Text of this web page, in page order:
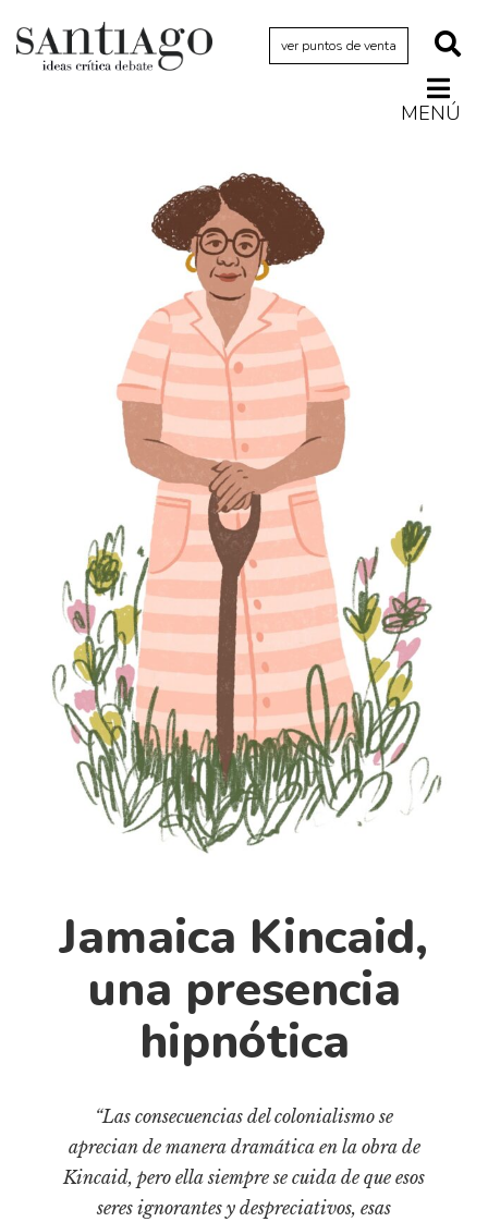
ver puntos de venta
MENÚ
Archivo Cenfoto-UDP
Arquetipos de situación
Cine y televisión
Diccionario portátil de la literatura chilena
Documentos
Fragmentos
Gran reserva
Historia
Historia material de los libros
Lagunas mentales
Libros usados
Narrativas visuales
Pensamiento
Pensamiento ilustrado
Personajes secundarios
Relecturas
Sociedad
Turismo accidental
Jamaica Kincaid,
una presencia
hipnótica
“Las consecuencias del colonialismo se
aprecian de manera dramática en la obra de
Kincaid, pero ella siempre se cuida de que esos
seres ignorantes y despreciativos, esas